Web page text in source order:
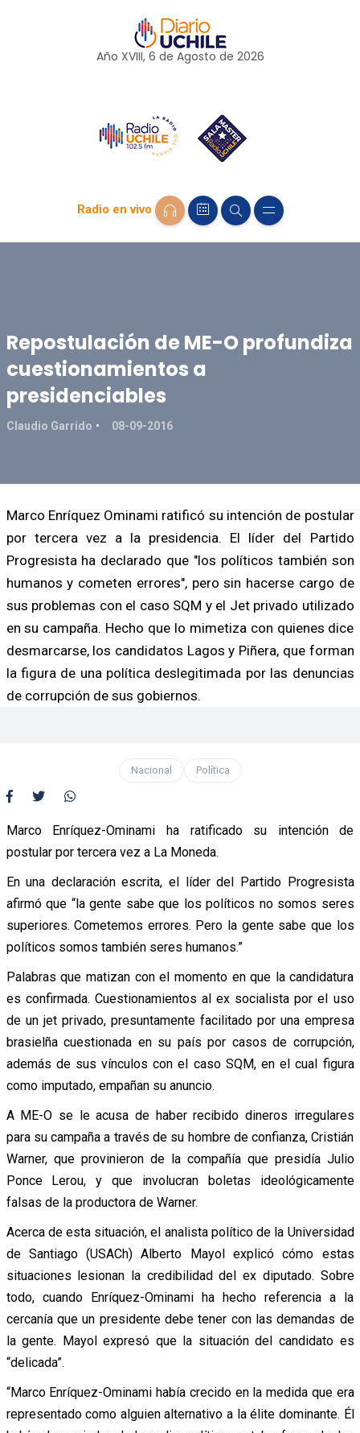
Año XVIII, 6 de Agosto de 2026
Radio en vivo
Repostulación de ME-O profundiza
cuestionamientos a
presidenciables
Claudio Garrido 08-09-2016
Marco Enríquez Ominami ratificó su intención de postular
por tercera vez a la presidencia. El líder del Partido
Progresista ha declarado que "los políticos también son
humanos y cometen errores", pero sin hacerse cargo de
sus problemas con el caso SQM y el Jet privado utilizado
en su campaña. Hecho que lo mimetiza con quienes dice
desmarcarse, los candidatos Lagos y Piñera, que forman
la figura de una política deslegitimada por las denuncias
de corrupción de sus gobiernos.
Nacional Política
Marco Enríquez-Ominami ha ratificado su intención de
postular por tercera vez a La Moneda.
En una declaración escrita, el líder del Partido Progresista
afirmó que “la gente sabe que los políticos no somos seres
superiores. Cometemos errores. Pero la gente sabe que los
políticos somos también seres humanos.”
Palabras que matizan con el momento en que la candidatura
es confirmada. Cuestionamientos al ex socialista por el uso
de un jet privado, presuntamente facilitado por una empresa
brasielña cuestionada en su país por casos de corrupción,
además de sus vínculos con el caso SQM, en el cual figura
como imputado, empañan su anuncio.
A ME-O se le acusa de haber recibido dineros irregulares
para su campaña a través de su hombre de confianza, Cristián
Warner, que provinieron de la compañía que presidía Julio
Ponce Lerou, y que involucran boletas ideológicamente
falsas de la productora de Warner.
Acerca de esta situación, el analista político de la Universidad
de Santiago (USACh) Alberto Mayol explicó cómo estas
situaciones lesionan la credibilidad del ex diputado. Sobre
todo, cuando Enríquez-Ominami ha hecho referencia a la
cercanía que un presidente debe tener con las demandas de
la gente. Mayol expresó que la situación del candidato es
“delicada”.
“Marco Enríquez-Ominami había crecido en la medida que era
representado como alguien alternativo a la élite dominante. Él